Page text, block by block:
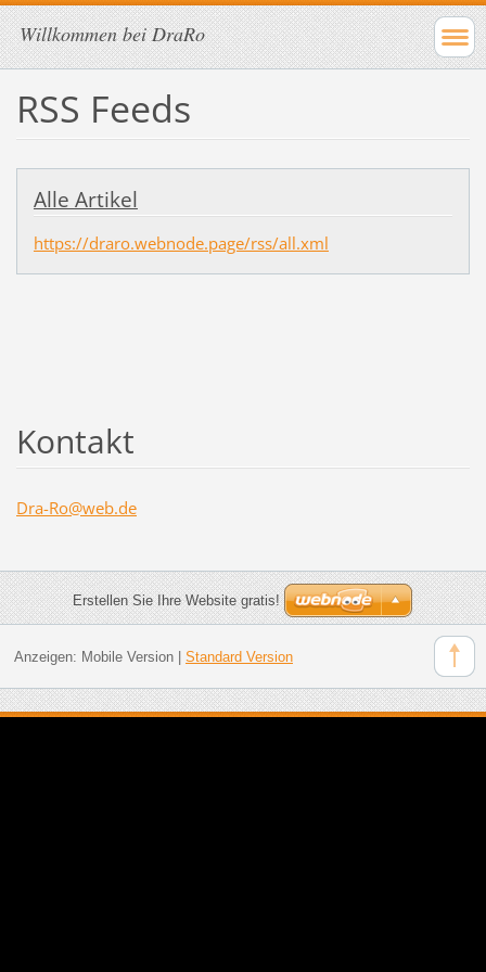
Willkommen bei DraRo
RSS Feeds
Alle Artikel
https://draro.webnode.page/rss/all.xml
Kontakt
Dra-Ro@web.de
Erstellen Sie Ihre Website gratis!
Anzeigen: Mobile Version| Standard Version